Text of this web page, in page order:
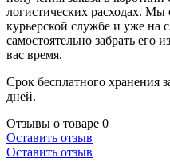
логистических расходах. Мы
курьерской службе и уже
самостоятельно забрать его
вас время.
Срок бесплатного хранения
дней.
Отзывы о товаре 0
Оставить отзыв
Оставить отзыв